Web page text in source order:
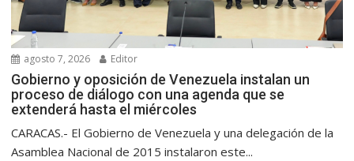
agosto 7, 2026 Editor
Gobierno y oposición de Venezuela instalan un
proceso de diálogo con una agenda que se
extenderá hasta el miércoles
CARACAS.- El Gobierno de Venezuela y una delegación de la
Asamblea Nacional de 2015 instalaron este...